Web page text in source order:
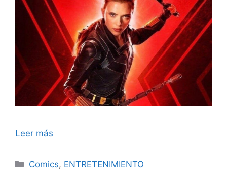
Leer más
Categorías
Comics, ENTRETENIMIENTO